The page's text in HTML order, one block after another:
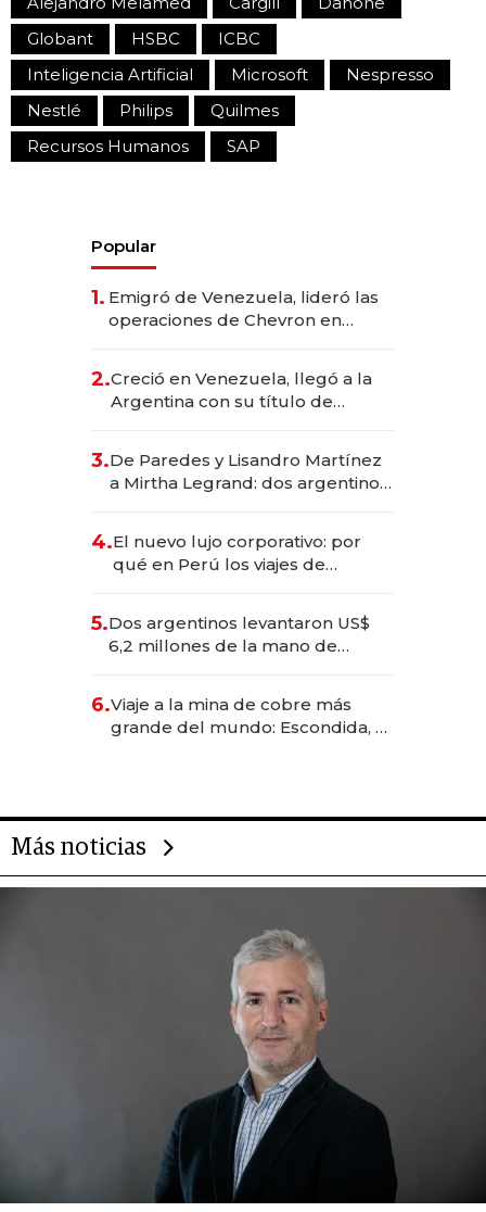
Globant
HSBC
ICBC
Inteligencia Artificial
Microsoft
Nespresso
Nestlé
Philips
Quilmes
Recursos Humanos
SAP
Popular
1. Emigró de Venezuela, lideró las
operaciones de Chevron en
2.Creció en Venezuela, llegó a la
Argentina con su título de
las marcas "fast premium"
3.De Paredes y Lisandro Martínez
a Mirtha Legrand: dos argentinos
4.El nuevo lujo corporativo: por
qué en Perú los viajes de
para convertirse en experiencias
transformadoras
5.Dos argentinos levantaron US$
6,2 millones de la mano de
6.Viaje a la mina de cobre más
grande del mundo: Escondida, el
Más noticias